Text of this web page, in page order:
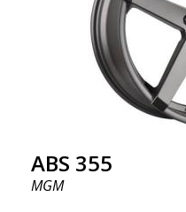
ABS 355
MGM